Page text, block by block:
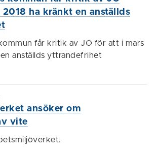
ha kränkt en anställds
får kritik av JO för att i mars
anställds yttrandefrihet
ansöker om
vite